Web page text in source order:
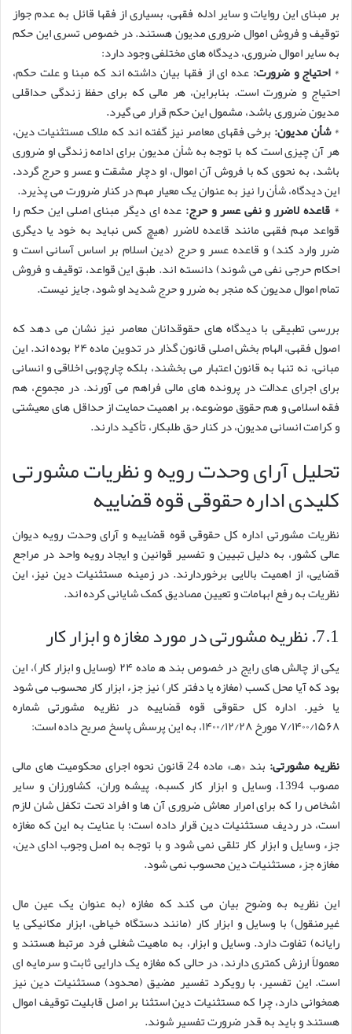
بر مبنای این روایات و سایر ادله فقهی، بسیاری از فقها قائل به عدم جواز
توقیف و فروش اموال ضروری مدیون هستند. در خصوص تسری این حکم
به سایر اموال ضروری، دیدگاه های مختلفی وجود دارد:
*احتیاج و ضرورت: عده ای از فقها بیان داشته اند که مبنا و علت حکم،
احتیاج و ضرورت است. بنابراین، هر مالی که برای حفظ زندگی حداقلی
مدیون ضروری باشد، مشمول این حکم قرار می گیرد.
*شأن مدیون: برخی فقهای معاصر نیز گفته اند که ملاک مستثنیات دین،
هر آن چیزی است که با توجه به شأن مدیون برای ادامه زندگی او ضروری
باشد، به نحوی که با فروش آن اموال، او دچار مشقت و عسر و حرج گردد.
این دیدگاه، شأن را نیز به عنوان یک معیار مهم در کنار ضرورت می پذیرد.
* قاعده لاضرر و نفی عسر و حرج: عده ای دیگر مبنای اصلی این حکم را
قواعد مهم فقهی مانند قاعده لاضرر (هیچ کس نباید به خود یا دیگری
ضرر وارد کند) و قاعده عسر و حرج (دین اسلام بر اساس آسانی است و
احکام حرجی نفی می شوند) دانسته اند. طبق این قواعد، توقیف و فروش
تمام اموال مدیون که منجر به ضرر و حرج شدید او شود، جایز نیست.
بررسی تطبیقی با دیدگاه های حقوقدانان معاصر نیز نشان می دهد که
اصول فقهی، الهام بخش اصلی قانون گذار در تدوین ماده ۲۴ بوده اند. این
مبانی، نه تنها به قانون اعتبار می بخشند، بلکه چارچوبی اخلاقی و انسانی
برای اجرای عدالت در پرونده های مالی فراهم می آورند. در مجموع، هم
فقه اسلامی و هم حقوق موضوعه، بر اهمیت حمایت از حداقل های معیشتی
و کرامت انسانی مدیون، در کنار حق طلبکار، تأکید دارند.
تحلیل آرای وحدت رویه و نظریات مشورتی
کلیدی اداره حقوقی قوه قضاییه
نظریات مشورتی اداره کل حقوقی قوه قضاییه و آرای وحدت رویه دیوان
عالی کشور، به دلیل تبیین و تفسیر قوانین و ایجاد رویه واحد در مراجع
قضایی، از اهمیت بالایی برخوردارند. در زمینه مستثنیات دین نیز، این
نظریات به رفع ابهامات و تعیین مصادیق کمک شایانی کرده اند.
7.1. نظریه مشورتی در مورد مغازه و ابزار کار
یکی از چالش های رایج در خصوص بند ه‍ ماده ۲۴ (وسایل و ابزار کار)، این
بود که آیا محل کسب (مغازه یا دفتر کار) نیز جزء ابزار کار محسوب می شود
یا خیر. اداره کل حقوقی قوه قضاییه در نظریه مشورتی شماره
۷/۱۴۰۰/۱۵۶۸ مورخ ۱۴۰۰/۱۲/۲۸، به این پرسش پاسخ صریح داده است:
نظریه مشورتی:
بند «هـ» ماده 24 قانون نحوه اجرای محکومیت های مالی
مصوب 1394، وسایل و ابزار کار کسبه، پیشه وران، کشاورزان و سایر
اشخاص را که برای امرار معاش ضروری آن ها و افراد تحت تکفل شان لازم
است، در ردیف مستثنیات دین قرار داده است؛ با عنایت به این که مغازه
جزء وسایل و ابزار کار تلقی نمی شود و با توجه به اصل وجوب ادای دین،
مغازه جزء مستثنیات دین محسوب نمی شود.
این نظریه به وضوح بیان می کند که مغازه (به عنوان یک عین مال
غیرمنقول) با وسایل و ابزار کار (مانند دستگاه خیاطی، ابزار مکانیکی یا
رایانه) تفاوت دارد. وسایل و ابزار، به ماهیت شغلی فرد مرتبط هستند و
معمولاً ارزش کمتری دارند، در حالی که مغازه یک دارایی ثابت و سرمایه ای
است. این تفسیر، با رویکرد تفسیر مضیق (محدود) مستثنیات دین نیز
همخوانی دارد، چرا که مستثنیات دین استثنا بر اصل قابلیت توقیف اموال
هستند و باید به قدر ضرورت تفسیر شوند.